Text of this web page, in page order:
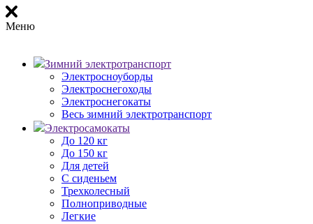
Меню
Зимний электротранспорт
Электросноуборды
Электроснегоходы
Электроснегокаты
Весь зимний электротранспорт
Электросамокаты
До 120 кг
До 150 кг
Для детей
С сиденьем
Трехколесный
Полноприводные
Легкие